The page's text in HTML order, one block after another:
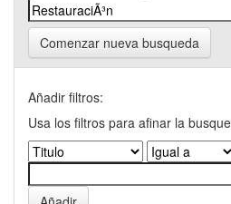
Comenzar nueva busqueda
Añadir filtros:
Usa los filtros para afinar la